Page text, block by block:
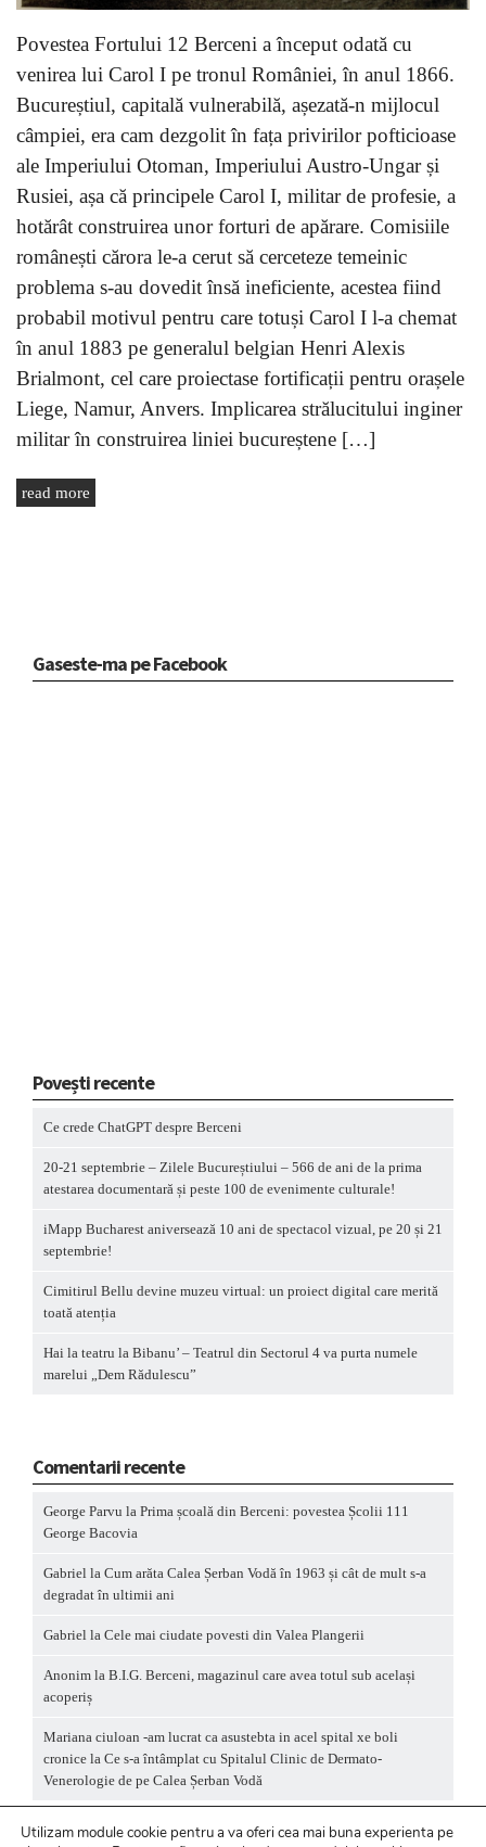
Povestea Fortului 12 Berceni a început odată cu
venirea lui Carol I pe tronul României, în anul 1866.
Bucureștiul, capitală vulnerabilă, așezată-n mijlocul
câmpiei, era cam dezgolit în fața privirilor pofticioase
ale Imperiului Otoman, Imperiului Austro-Ungar și
Rusiei, așa că principele Carol I, militar de profesie, a
hotărât construirea unor forturi de apărare. Comisiile
românești cărora le-a cerut să cerceteze temeinic
problema s-au dovedit însă ineficiente, acestea fiind
probabil motivul pentru care totuși Carol I l-a chemat
în anul 1883 pe generalul belgian Henri Alexis
Brialmont, cel care proiectase fortificații pentru orașele
Liege, Namur, Anvers. Implicarea strălucitului inginer
militar în construirea liniei bucureștene […]
read more
Gaseste-ma pe Facebook
Povești recente
Ce crede ChatGPT despre Berceni
20-21 septembrie – Zilele Bucureștiului – 566 de ani de la prima
atestarea documentară și peste 100 de evenimente culturale!
iMapp Bucharest aniversează 10 ani de spectacol vizual, pe 20 și 21
septembrie!
Cimitirul Bellu devine muzeu virtual: un proiect digital care merită
toată atenția
Hai la teatru la Bibanu’ – Teatrul din Sectorul 4 va purta numele
marelui „Dem Rădulescu”
Comentarii recente
George Parvu la Prima școală din Berceni: povestea Școlii 111
George Bacovia
Gabriel la Cum arăta Calea Șerban Vodă în 1963 și cât de mult s-a
degradat în ultimii ani
Gabriel la Cele mai ciudate povesti din Valea Plangerii
Anonim la B.I.G. Berceni, magazinul care avea totul sub același
acoperiș
Mariana ciuloan -am lucrat ca asustebta in acel spital xe boli
cronice la Ce s-a întâmplat cu Spitalul Clinic de Dermato-
Venerologie de pe Calea Șerban Vodă
Utilizam module cookie pentru a va oferi cea mai buna experienta pe